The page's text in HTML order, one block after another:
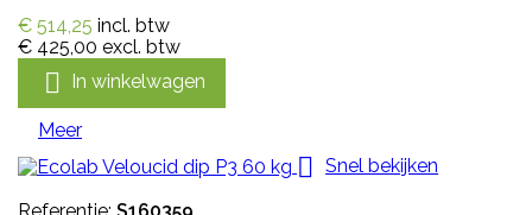
€ 514,25 incl. btw
€ 425,00 excl. btw
 In winkelwagen
Meer
 Snel bekijken
Referentie: S160359